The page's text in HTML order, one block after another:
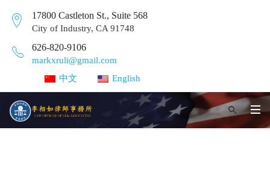
17800 Castleton St., Suite 568
City of Industry, CA 91748
626-820-9106
markxruli@gmail.com
中文
English